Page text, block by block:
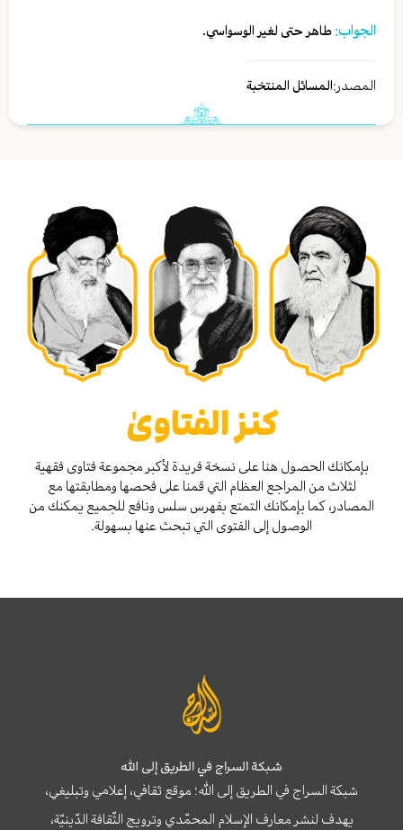
الجواب: طاهر حتى لغير الوسواسي.
المصدر:المسائل المنتخبة
كنز الفتاوىٰ
بإمكانك الحصول هنا على نسخة فريدة لأكبر مجموعة فتاوى فقهية
لثلاث من المراجع العظام التي قمنا على فحصها ومطابقتها مع
المصادر، كما بإمكانك التمتع بفهرس سلس ونافع للجميع يمكنك من
الوصول إلى الفتوى التي تبحث عنها بسهولة.
شبكة السراج في الطريق إلى الله
شبكة السراج في الطريق إلى الله؛ موقع ثقافي، إعلامي وتبليغي،
يهدف لنشر معارف الإسلام المحمّدي وترويج الثّقافة الدّينيّة،